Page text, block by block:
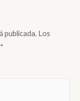
publicada. Los
*